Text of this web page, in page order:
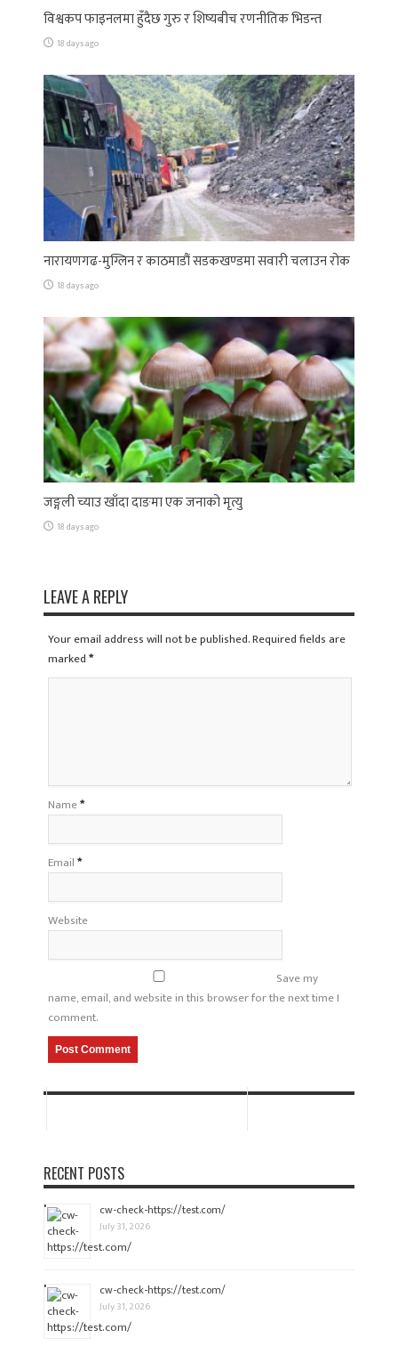
विश्वकप फाइनलमा हुँदैछ गुरु र शिष्यबीच रणनीतिक भिडन्त
18 days ago
नारायणगढ-मुग्लिन र काठमाडौं सडकखण्डमा सवारी चलाउन रोक
18 days ago
जङ्गली च्याउ खाँदा दाङमा एक जनाको मृत्यु
18 days ago
LEAVE A REPLY
Your email address will not be published. Required fields are
marked*
Name*
Email*
Website
Save my
name, email, and website in this browser for the next time I
comment.
RECENT POSTS
cw-check-https://test.com/
July 31, 2026
cw-check-https://test.com/
July 31, 2026